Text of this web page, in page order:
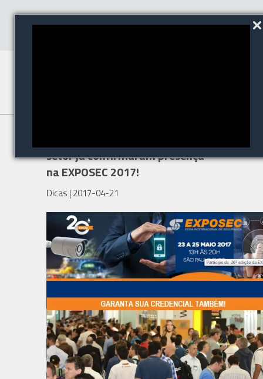
setor já confirmaram presença
na EXPOSEC 2017!
Dicas | 2017-04-21